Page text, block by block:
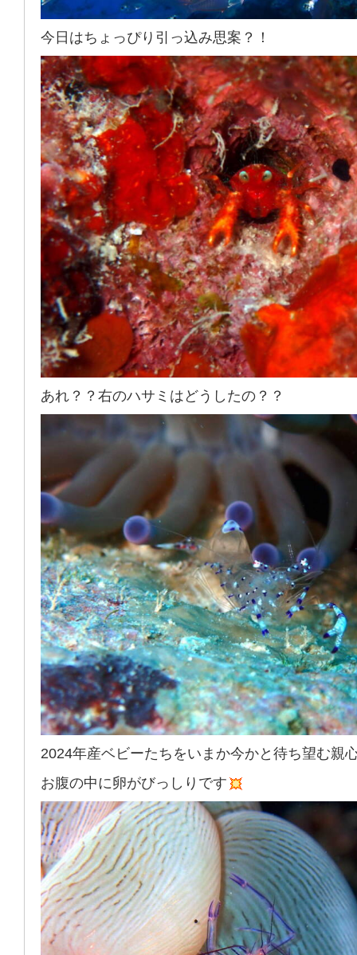
今日はちょっぴり引っ込み思案？！
あれ？？右のハサミはどうしたの？？
2024年産ベビーたちをいまか今かと待ち望む親
お腹の中に卵がびっしりです